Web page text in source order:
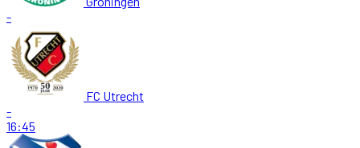
-
FC Utrecht
-
16:45